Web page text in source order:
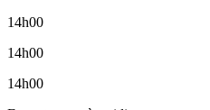
14h00
14h00
14h00